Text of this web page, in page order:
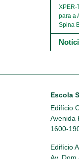
XPER-
para a
Spina
Escola
Edifício
Avenida
1600-
Edifício